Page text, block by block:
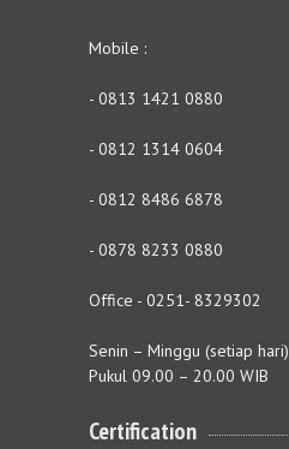
Mobile :
- 0813 1421 0880
- 0812 1314 0604
- 0812 8486 6878
- 0878 8233 0880
Office - 0251- 8329302
Senin – Minggu (setiap hari)
Pukul 09.00 – 20.00 WIB
Certification